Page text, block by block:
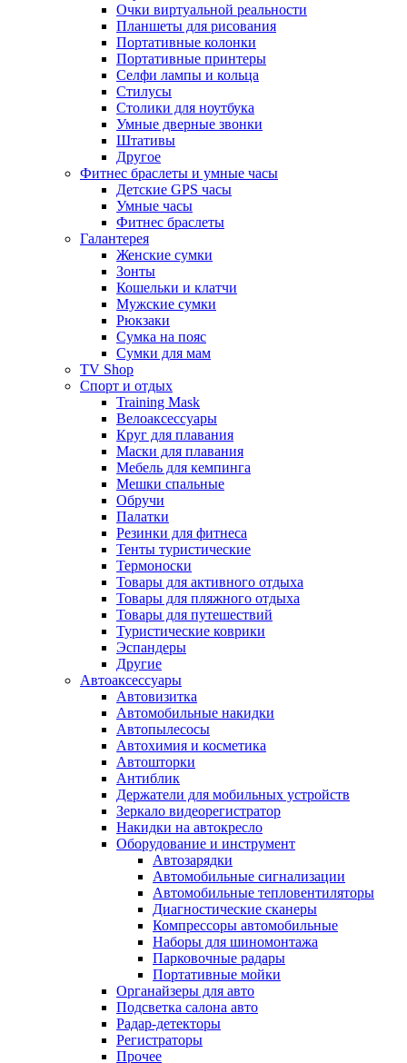
Очки виртуальной реальности
Планшеты для рисования
Портативные колонки
Портативные принтеры
Селфи лампы и кольца
Стилусы
Столики для ноутбука
Умные дверные звонки
Штативы
Другое
Фитнес браслеты и умные часы
Детские GPS часы
Умные часы
Фитнес браслеты
Галантерея
Женские сумки
Зонты
Кошельки и клатчи
Мужские сумки
Рюкзаки
Сумка на пояс
Сумки для мам
TV Shop
Спорт и отдых
Training Mask
Велоаксессуары
Круг для плавания
Маски для плавания
Мебель для кемпинга
Мешки спальные
Обручи
Палатки
Резинки для фитнеса
Тенты туристические
Термоноски
Товары для активного отдыха
Товары для пляжного отдыха
Товары для путешествий
Туристические коврики
Эспандеры
Другие
Автоаксессуары
Автовизитка
Автомобильные накидки
Автопылесосы
Автохимия и косметика
Автошторки
Антиблик
Держатели для мобильных устройств
Зеркало видеорегистратор
Накидки на автокресло
Оборудование и инструмент
Автозарядки
Автомобильные сигнализации
Автомобильные тепловентиляторы
Диагностические сканеры
Компрессоры автомобильные
Наборы для шиномонтажа
Парковочные радары
Портативные мойки
Органайзеры для авто
Подсветка салона авто
Радар-детекторы
Регистраторы
Прочее